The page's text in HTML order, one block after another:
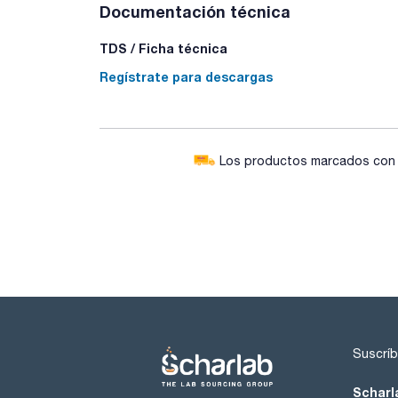
Documentación técnica
TDS / Ficha técnica
Regístrate para descargas
Los productos marcados con